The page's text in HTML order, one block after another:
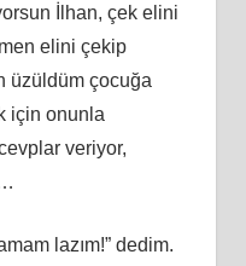
İlhan, çek elini
elini çekip
üzüldüm çocuğa
için onunla
veriyor,
lazım!” dedim.